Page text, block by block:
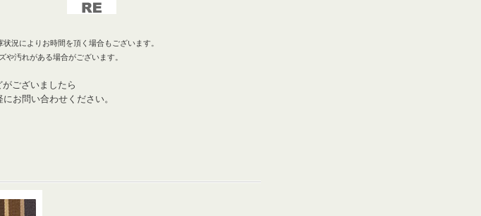
況によりお時間を頂く場合もございます。
や汚れがある場合がございます。
ございましたら
お問い合わせください。